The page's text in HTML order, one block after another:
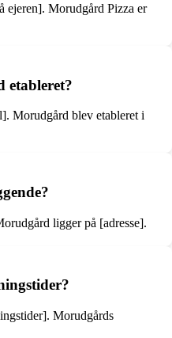
ejeren]. Morudgård Pizza er
etableret?
Morudgård blev etableret i
ligger på [adresse].
Morudgårds